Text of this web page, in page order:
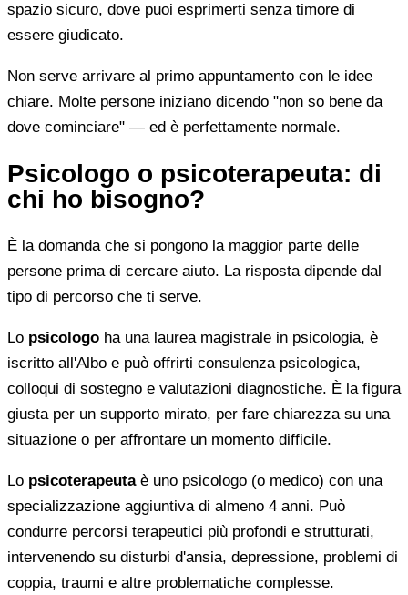
spazio sicuro, dove puoi esprimerti senza timore di
essere giudicato.
Non serve arrivare al primo appuntamento con le idee
chiare. Molte persone iniziano dicendo "non so bene da
dove cominciare" — ed è perfettamente normale.
Psicologo o psicoterapeuta: di
chi ho bisogno?
È la domanda che si pongono la maggior parte delle
persone prima di cercare aiuto. La risposta dipende dal
tipo di percorso che ti serve.
Lo psicologo ha una laurea magistrale in psicologia, è
iscritto all'Albo e può offrirti consulenza psicologica,
colloqui di sostegno e valutazioni diagnostiche. È la figura
giusta per un supporto mirato, per fare chiarezza su una
situazione o per affrontare un momento difficile.
Lo psicoterapeutaè uno psicologo (o medico) con una
specializzazione aggiuntiva di almeno 4 anni. Può
condurre percorsi terapeutici più profondi e strutturati,
intervenendo su disturbi d'ansia, depressione, problemi di
coppia, traumi e altre problematiche complesse.